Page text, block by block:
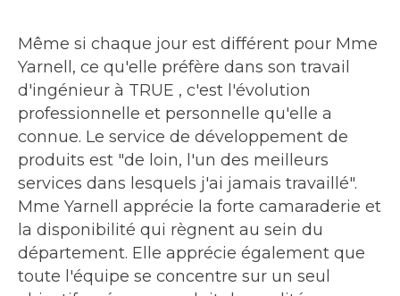
Même si chaque jour est différent pour Mme
Yarnell, ce qu'elle préfère dans son travail
d'ingénieur à TRUE , c'est l'évolution
professionnelle et personnelle qu'elle a
connue. Le service de développement de
produits est "de loin, l'un des meilleurs
services dans lesquels j'ai jamais travaillé".
Mme Yarnell apprécie la forte camaraderie et
la disponibilité qui règnent au sein du
département. Elle apprécie également que
toute l'équipe se concentre sur un seul